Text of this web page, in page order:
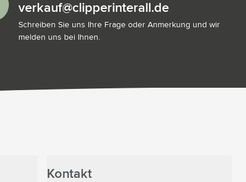
verkauf@clipperinterall.de
Schreiben Sie uns Ihre Frage oder Anmerkung und wir
melden uns bei Ihnen.
Kontakt